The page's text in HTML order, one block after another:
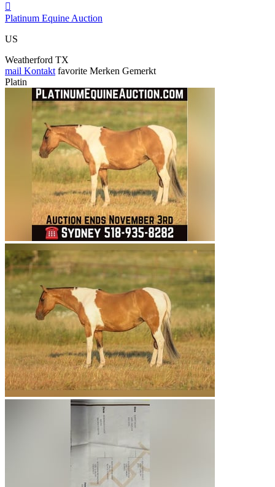

Platinum Equine Auction
US
Weatherford TX
mail Kontakt favorite Merken Gemerkt
Platin